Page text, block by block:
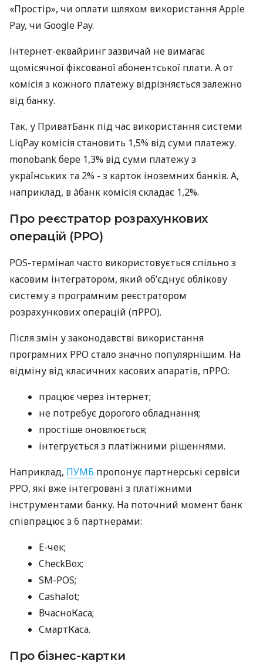
«Простір», чи оплати шляхом використання Apple
Pay, чи Google Pay.
Інтернет-еквайринг зазвичай не вимагає
щомісячної фіксованої абонентської плати. А от
комісія з кожного платежу відрізняється залежно
від банку.
Так, у ПриватБанк під час використання системи
LiqPay комісія становить 1,5% від суми платежу.
monobank бере 1,3% від суми платежу з
українських та 2% - з карток іноземних банків. А,
наприклад, в àбанк комісія складає 1,2%.
Про реєстратор розрахункових
операцій (РРО)
POS-термінал часто використовується спільно з
касовим інтегратором, який об’єднує облікову
систему з програмним реєстратором
розрахункових операцій (пРРО).
Після змін у законодавстві використання
програмних РРО стало значно популярнішим. На
відміну від класичних касових апаратів, пРРО:
працює через інтернет;
не потребує дорогого обладнання;
простіше оновлюється;
інтегрується з платіжними рішеннями.
Наприклад, ПУМБ пропонує партнерські сервіси
РРО, які вже інтегровані з платіжними
інструментами банку. На поточний момент банк
співпрацює з 6 партнерами:
E-чек;
CheckBox;
SM-POS;
Cashalot;
ВчасноКаса;
СмартКаса.
Про бізнес-картки